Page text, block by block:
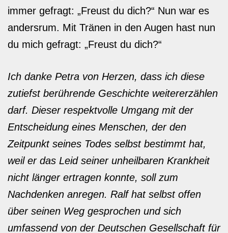
immer gefragt: „Freust du dich?“ Nun war es
andersrum. Mit Tränen in den Augen hast nun
du mich gefragt: „Freust du dich?“
Ich danke Petra von Herzen, dass ich diese
zutiefst berührende Geschichte weitererzählen
darf. Dieser respektvolle Umgang mit der
Entscheidung eines Menschen, der den
Zeitpunkt seines Todes selbst bestimmt hat,
weil er das Leid seiner unheilbaren Krankheit
nicht länger ertragen konnte, soll zum
Nachdenken anregen. Ralf hat selbst offen
über seinen Weg gesprochen und sich
umfassend von der Deutschen Gesellschaft für